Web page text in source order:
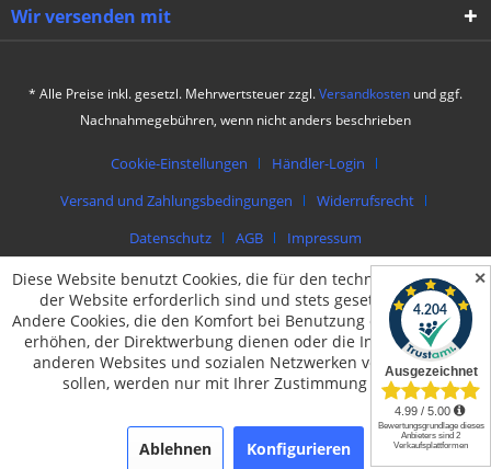
✕
Wir versenden mit
* Alle Preise inkl. gesetzl. Mehrwertsteuer zzgl.Versandkosten und ggf.
Nachnahmegebühren, wenn nicht anders beschrieben
Cookie-Einstellungen
Händler-Login
Versand und Zahlungsbedingungen
Widerrufsrecht
Datenschutz
AGB Impressum
© by packing4u | Theme bymuto.at
Diese Website benutzt Cookies, die für den technischen Betrieb
der Website erforderlich sind und stets gesetzt werden.
Andere Cookies, die den Komfort bei Benutzung dieser Website
erhöhen, der Direktwerbung dienen oder die Interaktion mit
anderen Websites und sozialen Netzwerken vereinfachen
sollen, werden nur mit Ihrer Zustimmung gesetzt.
Ablehnen Konfigurieren